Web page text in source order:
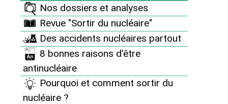
Nos dossiers et analyses
Revue "Sortir du nucléaire"
Des accidents nucléaires partout
8 bonnes raisons d’être
antinucléaire
Pourquoi et comment sortir du
nucléaire ?
Nos dossiers et analyses